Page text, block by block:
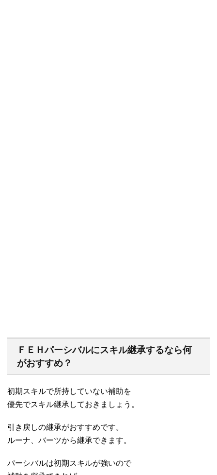
ＦＥＨパーシバルにスキル継承するなら何
がおすすめ？
初期スキルで所持していない補助を
優先でスキル継承しておきましょう。
引き戻しの継承がおすすめです。
ルーナ、バーツから継承できます。
パーシバルは初期スキルが強いので